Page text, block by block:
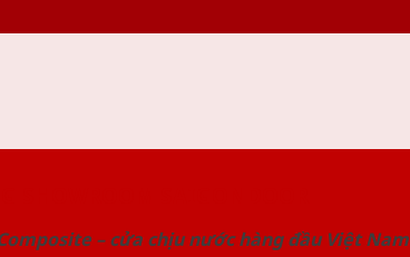
– cửa chịu nước hàng đầu Việt Nam